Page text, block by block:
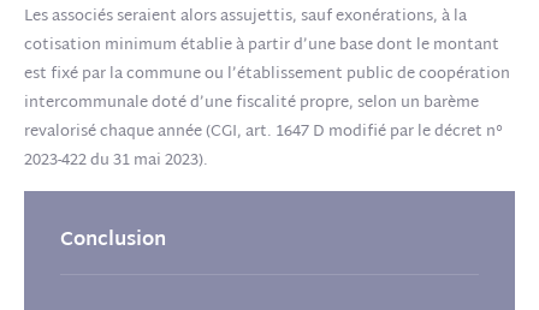
Les associés seraient alors assujettis, sauf exonérations, à la
cotisation minimum établie à partir d’une base dont le montant
est fixé par la commune ou l’établissement public de coopération
intercommunale doté d’une fiscalité propre, selon un barème
revalorisé chaque année (CGI, art. 1647 D modifié par le décret n°
2023-422 du 31 mai 2023).
Conclusion